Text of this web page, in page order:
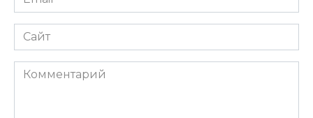
*
Сайт
Комментарий